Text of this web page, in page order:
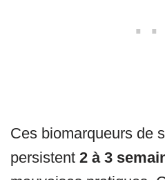
Ces biomarqueurs de
persistent 2 à 3